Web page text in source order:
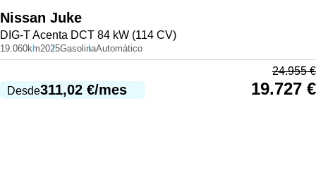
Nissan Juke
DIG-T Acenta DCT 84 kW (114 CV)
19.060km2025GasolinaAutomático
Desde311,02 €/mes
24.955€
19.727 €